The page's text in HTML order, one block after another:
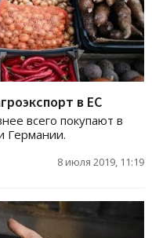
в ЕС
всего покупают в
Германии.
8 июля 2019, 11:19